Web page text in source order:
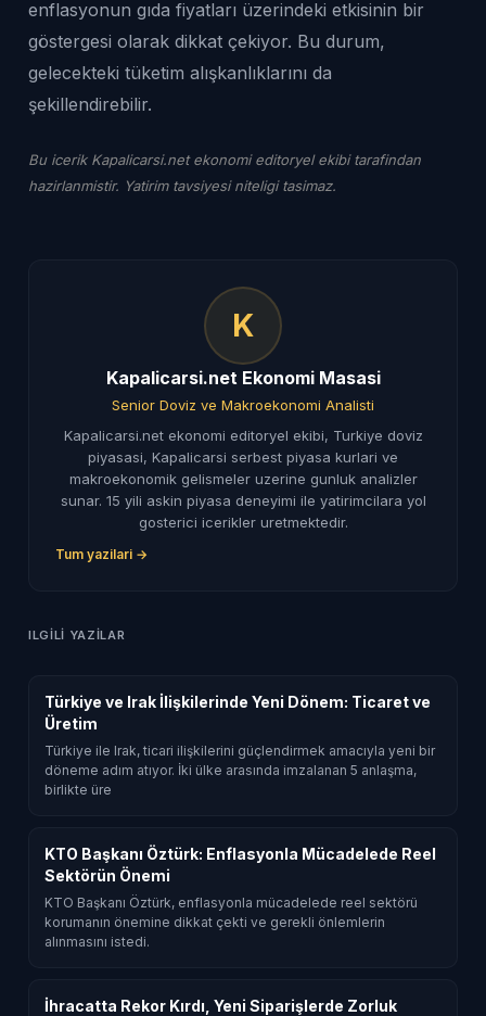
enflasyonun gıda fiyatları üzerindeki etkisinin bir
göstergesi olarak dikkat çekiyor. Bu durum,
gelecekteki tüketim alışkanlıklarını da
şekillendirebilir.
Bu icerik Kapalicarsi.net ekonomi editoryel ekibi tarafindan
hazirlanmistir. Yatirim tavsiyesi niteligi tasimaz.
K
Kapalicarsi.net Ekonomi Masasi
Senior Doviz ve Makroekonomi Analisti
Kapalicarsi.net ekonomi editoryel ekibi, Turkiye doviz
piyasasi, Kapalicarsi serbest piyasa kurlari ve
makroekonomik gelismeler uzerine gunluk analizler
sunar. 15 yili askin piyasa deneyimi ile yatirimcilara yol
gosterici icerikler uretmektedir.
Tum yazilari →
ILGILI YAZILAR
Türkiye ve Irak İlişkilerinde Yeni Dönem: Ticaret ve
Üretim
Türkiye ile Irak, ticari ilişkilerini güçlendirmek amacıyla yeni bir
döneme adım atıyor. İki ülke arasında imzalanan 5 anlaşma,
birlikte üre
KTO Başkanı Öztürk: Enflasyonla Mücadelede Reel
Sektörün Önemi
KTO Başkanı Öztürk, enflasyonla mücadelede reel sektörü
korumanın önemine dikkat çekti ve gerekli önlemlerin
alınmasını istedi.
İhracatta Rekor Kırdı, Yeni Siparişlerde Zorluk